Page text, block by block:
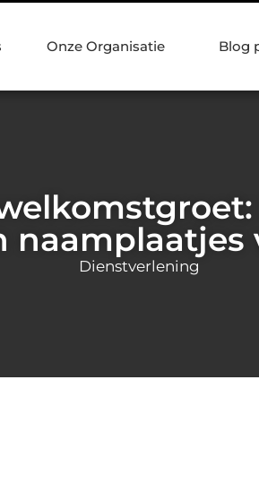
Onze Organisatie Blog
naamplaatjes
Dienstverlening